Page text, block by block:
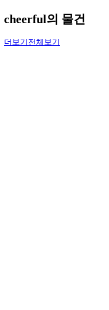
cheerful의 물건
더보기 전체보기